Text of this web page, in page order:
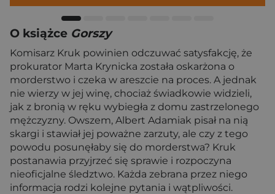
O książce Gorszy
Komisarz Kruk powinien odczuwać satysfakcję, że
prokurator Marta Krynicka została oskarżona o
morderstwo i czeka w areszcie na proces. A jednak
nie wierzy w jej winę, chociaż świadkowie widzieli,
jak z bronią w ręku wybiegła z domu zastrzelonego
mężczyzny. Owszem, Albert Adamiak pisał na nią
skargi i stawiał jej poważne zarzuty, ale czy z tego
powodu posunęłaby się do morderstwa? Kruk
postanawia przyjrzeć się sprawie i rozpoczyna
nieoficjalne śledztwo. Każda zebrana przez niego
informacja rodzi kolejne pytania i wątpliwości.